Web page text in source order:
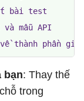
bài test
mẫu API
thành phần
bạn: Thay thế
trong